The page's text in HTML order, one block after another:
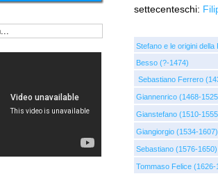
settecenteschi:
Stefano e le origini della
Besso (?-1474)
Sebastiano Ferrero
Giannenrico (1468-
Gianstefano (1510-
Giangiorgio (1534-1607)
Sebastiano (1576-1650)
Tommaso Felice (1626-